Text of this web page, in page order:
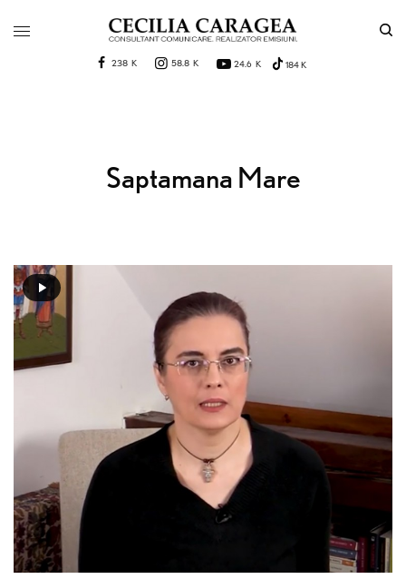
238 K 58.8 K 24.6 K 184 K
Saptamana Mare